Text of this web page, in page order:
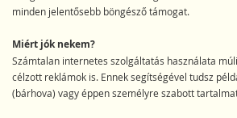
minden jelentősebb böngésző támogat.
Miért jók nekem?
Számtalan internetes szolgáltatás használata
célzott reklámok is. Ennek segítségével tudsz
(bárhova) vagy éppen személyre szabott